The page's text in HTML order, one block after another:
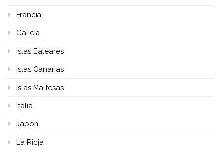
Francia
Galicia
Islas Baleares
Islas Canarias
Islas Maltesas
Italia
Japón
La Rioja